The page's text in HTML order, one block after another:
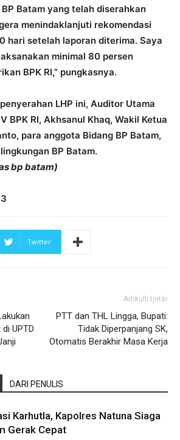
BP Batam yang telah diserahkan
menindaklanjuti rekomendasi
hari setelah laporan diterima. Saya
minimal 80 persen
BPK RI,” pungkasnya.
LHP ini, Auditor Utama
BPK RI, Akhsanul Khaq, Wakil Ketua
para anggota Bidang BP Batam,
BP Batam.
bp batam)
Twitter
UPTD
Artikulli tjetër
PTT dan THL Lingga, Bupati:
Tidak Diperpanjang SK,
Otomatis Berakhir Masa Kerja
DARI PENULIS
Karhutla, Kapolres Natuna Siaga
Gerak Cepat